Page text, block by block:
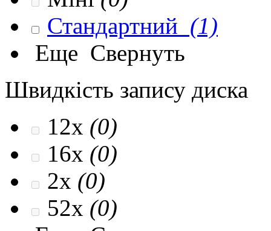
Стандартний (1)
Еще Свернуть
Швидкість запису диска
12x (0)
16x (0)
2x (0)
52x (0)